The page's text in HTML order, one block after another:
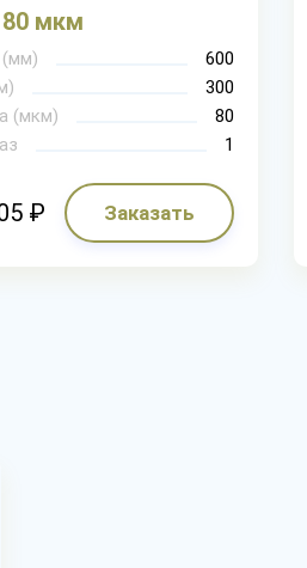
мкм
600
300
(мкм)
80
1
₽ Заказать